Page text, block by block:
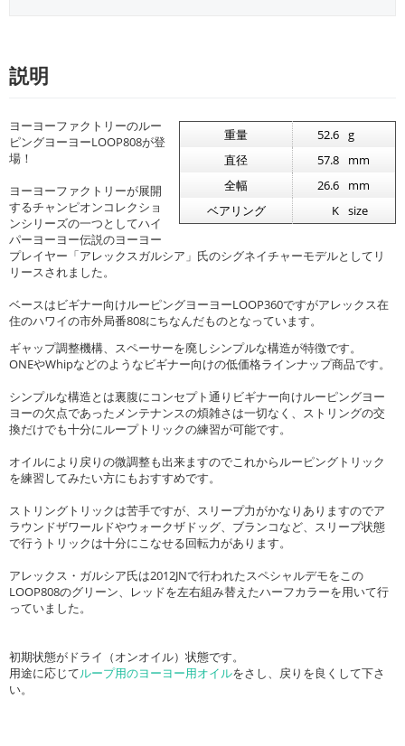
説明
重量 52.6 g
直径
57.8
mm
全幅
26.6
mm
ベアリング
K size
ヨーヨーファクトリーのルー
ピングヨーヨーLOOP808が登
場！
ヨーヨーファクトリーが展開
するチャンピオンコレクショ
ンシリーズの一つとしてハイ
パーヨーヨー伝説のヨーヨー
プレイヤー「アレックスガルシア」氏のシグネイチャーモデルとしてリ
リースされました。
ベースはビギナー向けルーピングヨーヨーLOOP360ですがアレックス在
住のハワイの市外局番808にちなんだものとなっています。
ギャップ調整機構、スペーサーを廃しシンプルな構造が特徴です。
ONEやWhipなどのようなビギナー向けの低価格ラインナップ商品です。
シンプルな構造とは裏腹にコンセプト通りビギナー向けルーピングヨー
ヨーの欠点であったメンテナンスの煩雑さは一切なく、ストリングの交
換だけでも十分にループトリックの練習が可能です。
オイルにより戻りの微調整も出来ますのでこれからルーピングトリック
を練習してみたい方にもおすすめです。
ストリングトリックは苦手ですが、スリープ力がかなりありますのでア
ラウンドザワールドやウォークザドッグ、ブランコなど、スリープ状態
で行うトリックは十分にこなせる回転力があります。
アレックス・ガルシア氏は2012JNで行われたスペシャルデモをこの
LOOP808のグリーン、レッドを左右組み替えたハーフカラーを用いて行
っていました。
初期状態がドライ（オンオイル）状態です。
用途に応じてループ用のヨーヨー用オイルをさし、戻りを良くして下さ
い。